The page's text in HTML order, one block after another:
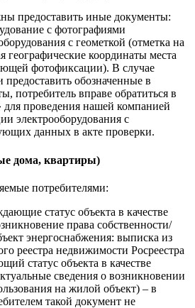
предоставить иные документы:
с фотографиями
с геометкой (отметка на
географические координаты места
фотофиксации). В случае
предоставить обозначенные в
потребитель вправе обратиться в
проведения нашей компанией
электрооборудования с
данных в акте проверки.
дома, квартиры)
потребителями:
статус объекта в качестве
права собственности/
энергоснабжения: выписка из
реестра недвижимости Росреестра
статус объекта в качестве
сведения о возникновении
на жилой объект) – в
такой документ не